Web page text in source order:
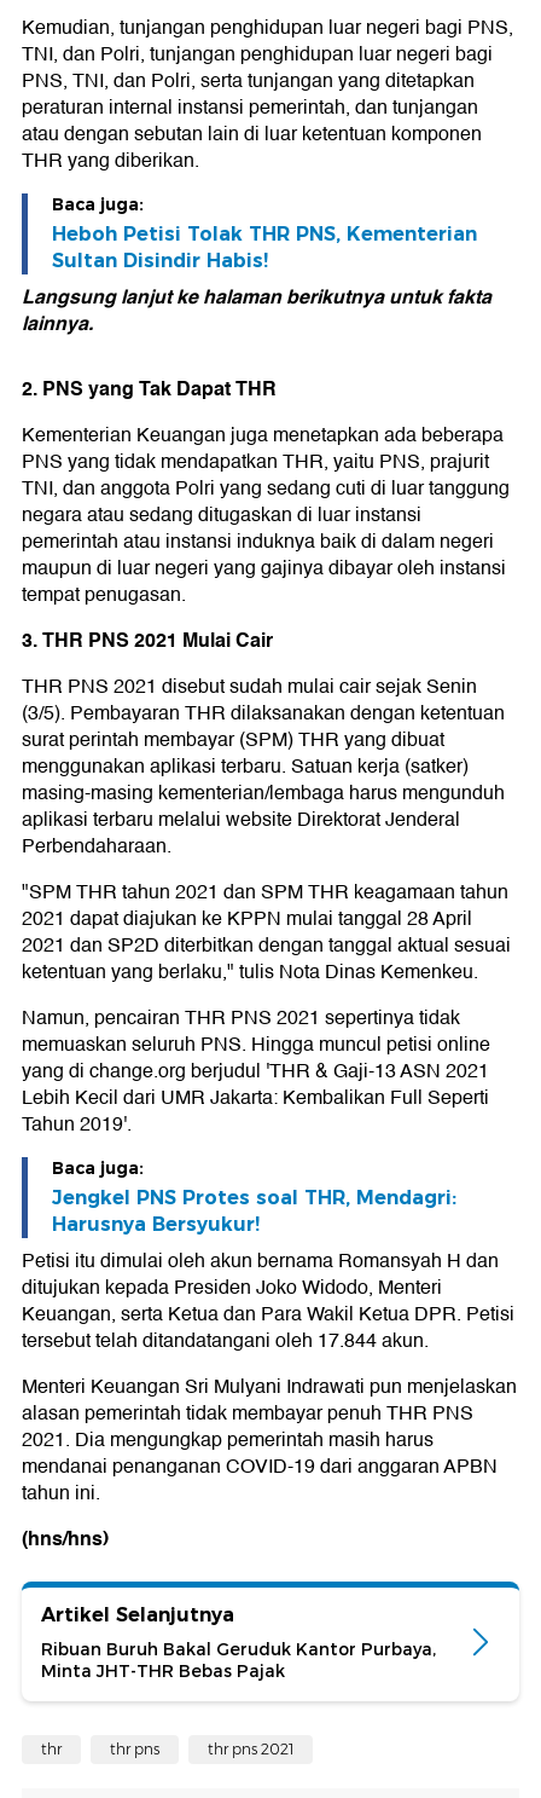
Kemudian, tunjangan penghidupan luar negeri bagi PNS,
TNI, dan Polri, tunjangan penghidupan luar negeri bagi
PNS, TNI, dan Polri, serta tunjangan yang ditetapkan
peraturan internal instansi pemerintah, dan tunjangan
atau dengan sebutan lain di luar ketentuan komponen
THR yang diberikan.
Baca juga:
Heboh Petisi Tolak THR PNS, Kementerian
Sultan Disindir Habis!
Langsung lanjut ke halaman berikutnya untuk fakta
lainnya.
2. PNS yang Tak Dapat THR
Kementerian Keuangan juga menetapkan ada beberapa
PNS yang tidak mendapatkan THR, yaitu PNS, prajurit
TNI, dan anggota Polri yang sedang cuti di luar tanggung
negara atau sedang ditugaskan di luar instansi
pemerintah atau instansi induknya baik di dalam negeri
maupun di luar negeri yang gajinya dibayar oleh instansi
tempat penugasan.
3. THR PNS 2021 Mulai Cair
THR PNS 2021 disebut sudah mulai cair sejak Senin
(3/5). Pembayaran THR dilaksanakan dengan ketentuan
surat perintah membayar (SPM) THR yang dibuat
menggunakan aplikasi terbaru. Satuan kerja (satker)
masing-masing kementerian/lembaga harus mengunduh
aplikasi terbaru melalui website Direktorat Jenderal
Perbendaharaan.
"SPM THR tahun 2021 dan SPM THR keagamaan tahun
2021 dapat diajukan ke KPPN mulai tanggal 28 April
2021 dan SP2D diterbitkan dengan tanggal aktual sesuai
ketentuan yang berlaku," tulis Nota Dinas Kemenkeu.
Namun, pencairan THR PNS 2021 sepertinya tidak
memuaskan seluruh PNS. Hingga muncul petisi online
yang di change.org berjudul 'THR & Gaji-13 ASN 2021
Lebih Kecil dari UMR Jakarta: Kembalikan Full Seperti
Tahun 2019'.
Baca juga:
Jengkel PNS Protes soal THR, Mendagri:
Harusnya Bersyukur!
Petisi itu dimulai oleh akun bernama Romansyah H dan
ditujukan kepada Presiden Joko Widodo, Menteri
Keuangan, serta Ketua dan Para Wakil Ketua DPR. Petisi
tersebut telah ditandatangani oleh 17.844 akun.
Menteri Keuangan Sri Mulyani Indrawati pun menjelaskan
alasan pemerintah tidak membayar penuh THR PNS
2021. Dia mengungkap pemerintah masih harus
mendanai penanganan COVID-19 dari anggaran APBN
tahun ini.
(hns/hns)
Artikel Selanjutnya
Ribuan Buruh Bakal Geruduk Kantor Purbaya,
Minta JHT-THR Bebas Pajak
thr thr pns thr pns 2021